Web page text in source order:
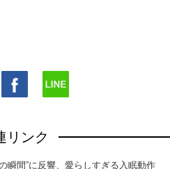
リンク
瞬間”に反響、愛らしすぎる入眠動作